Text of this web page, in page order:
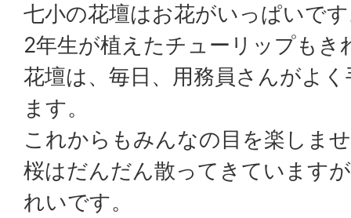
七小の花壇はお花がいっぱいで
2年生が植えたチューリップもき
花壇は、毎日、用務員さんがよ
ます。
これからもみんなの目を楽しま
桜はだんだん散ってきています
れいです。